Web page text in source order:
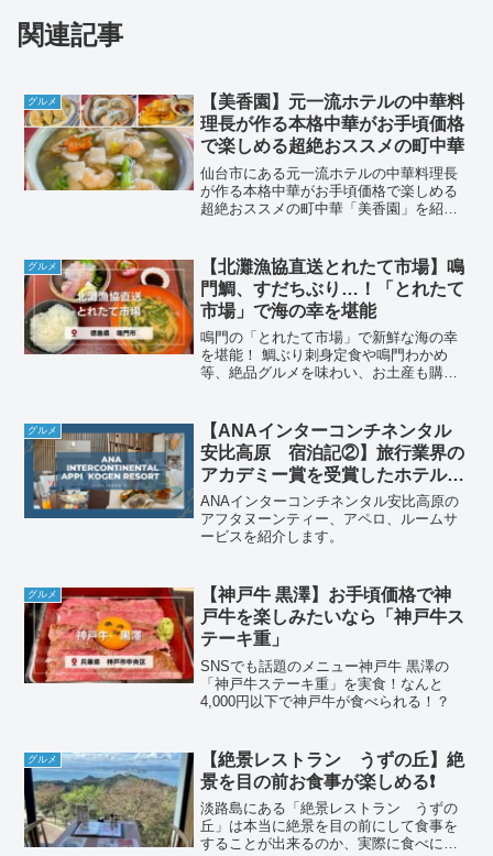
関連記事
グルメ
【美香園】元一流ホテルの中華料
理長が作る本格中華がお手頃価格
で楽しめる超絶おススメの町中華
仙台市にある元一流ホテルの中華料理長
が作る本格中華がお手頃価格で楽しめる
超絶おススメの町中華「美香園」を紹介
グルメ
【北灘漁協直送とれたて市場】鳴
門鯛、すだちぶり…！「とれたて
市場」で海の幸を堪能
鳴門の「とれたて市場」で新鮮な海の幸
を堪能！ 鯛ぶり刺身定食や鳴門わかめ
等、絶品グルメを味わい、お土産も購入
グルメ
【ANAインターコンチネンタル
安比高原 宿泊記②】旅行業界の
アカデミー賞を受賞したホテル｜
アフタヌーンティー｜アペロ｜ル
ームサービス
ANAインターコンチネンタル安比高原の
アフタヌーンティー、アペロ、ルームサ
ービスを紹介します。
グルメ
【神戸牛 黒澤】お手頃価格で神
戸牛を楽しみたいなら「神戸牛ス
テーキ重」
SNSでも話題のメニュー神戸牛 黒澤の
「神戸牛ステーキ重」を実食！なんと
4,000円以下で神戸牛が食べられる！？
グルメ
【絶景レストラン うずの丘】絶
景を目の前お食事が楽しめる❗️
淡路島にある「絶景レストラン うずの
丘」は本当に絶景を目の前にして食事を
することが出来るのか、実際に食べに行